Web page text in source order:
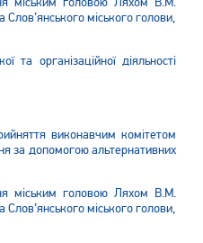
Слов’янського міського голови,
та організаційної діяльності
виконавчим комітетом
за допомогою альтернативних
міським головою Ляхом В.М.
Слов’янського міського голови,